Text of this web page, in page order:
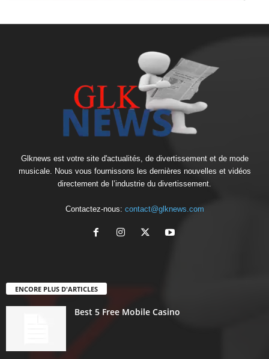
Glknews est votre site d'actualités, de divertissement et de mode
musicale. Nous vous fournissons les dernières nouvelles et vidéos
directement de l’industrie du divertissement.
Contactez-nous: contact@glknews.com
ENCORE PLUS D'ARTICLES
Best 5 Free Mobile Casino